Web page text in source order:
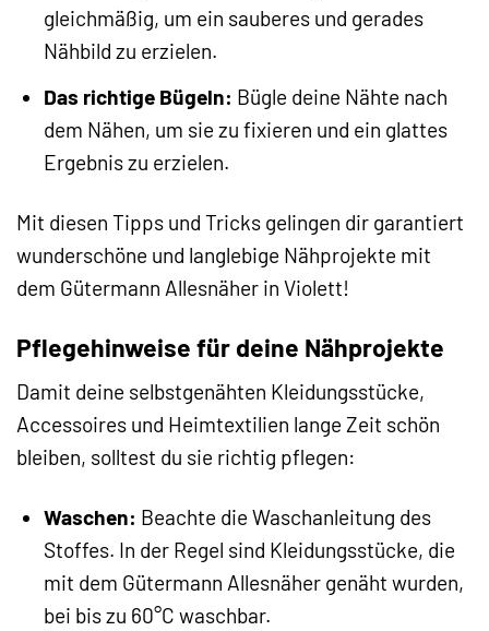
gleichmäßig, um ein sauberes und gerades
Nähbild zu erzielen.
Das richtige Bügeln: Bügle deine Nähte nach
dem Nähen, um sie zu fixieren und ein glattes
Ergebnis zu erzielen.
Mit diesen Tipps und Tricks gelingen dir garantiert
wunderschöne und langlebige Nähprojekte mit
dem Gütermann Allesnäher in Violett!
Pflegehinweise für deine Nähprojekte
Damit deine selbstgenähten Kleidungsstücke,
Accessoires und Heimtextilien lange Zeit schön
bleiben, solltest du sie richtig pflegen:
Waschen: Beachte die Waschanleitung des
Stoffes. In der Regel sind Kleidungsstücke, die
mit dem Gütermann Allesnäher genäht wurden,
bei bis zu 60°C waschbar.